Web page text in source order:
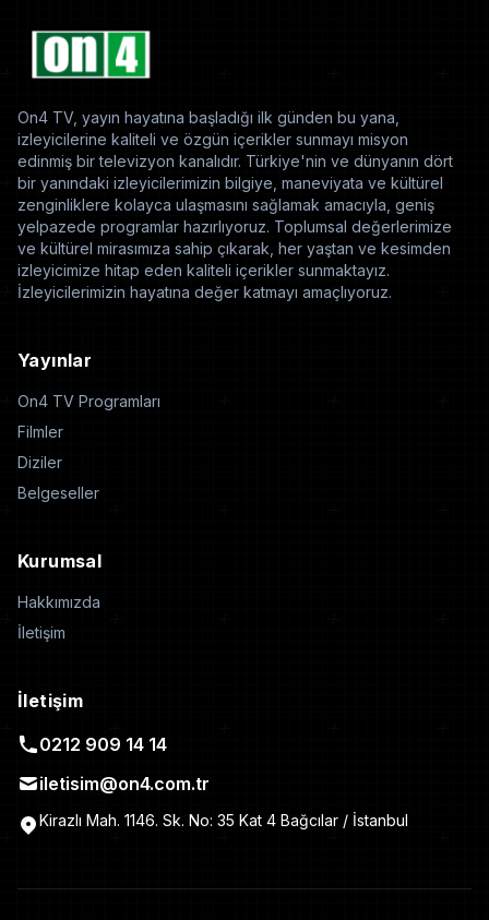
On4 TV, yayın hayatına başladığı ilk günden bu yana,
izleyicilerine kaliteli ve özgün içerikler sunmayı misyon
edinmiş bir televizyon kanalıdır. Türkiye'nin ve dünyanın dört
bir yanındaki izleyicilerimizin bilgiye, maneviyata ve kültürel
zenginliklere kolayca ulaşmasını sağlamak amacıyla, geniş
yelpazede programlar hazırlıyoruz. Toplumsal değerlerimize
ve kültürel mirasımıza sahip çıkarak, her yaştan ve kesimden
izleyicimize hitap eden kaliteli içerikler sunmaktayız.
İzleyicilerimizin hayatına değer katmayı amaçlıyoruz.
Yayınlar
On4 TV Programları
Filmler
Diziler
Belgeseller
Kurumsal
Hakkımızda
İletişim
İletişim
0212 909 14 14
iletisim@on4.com.tr
Kirazlı Mah. 1146. Sk. No: 35 Kat 4 Bağcılar / İstanbul